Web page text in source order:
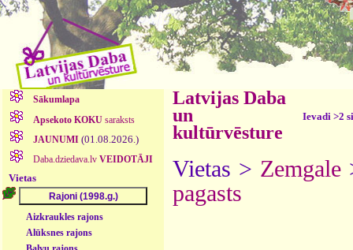
Sākumlapa
Apsekoto KOKUsaraksts
JAUNUMI (01.08.2026.)
Daba.dziedava.lv VEIDOTĀJI
Vietas
Aizkraukles rajons
Alūksnes rajons
Latvijas Daba
un
kultūrvēsture
Ievadi >2
Vietas > Zemgale
pagasts